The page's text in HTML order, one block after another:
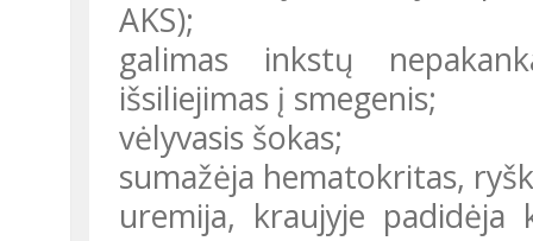
AKS);
galimas inkstų
išsiliejimas į smegenis;
vėlyvasis šokas;
sumažėja hematokritas,
uremija, kraujyje